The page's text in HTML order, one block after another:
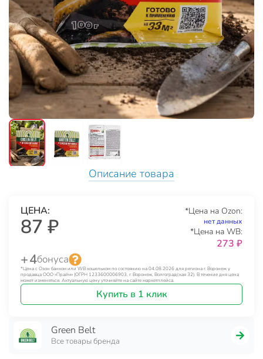
Описание товара
ЦЕНА:
87 ₽
*Цена на Ozon:
нет данных
*Цена на WB:
273 ₽
+ 4бонуса
*Цена с Озон банком или WB кошельком по состоянию на 04.08.2026 для региона г. Воронеж у
продавца ООО «Прайм» (ОГРН 1233600006903, г. Воронеж, Волгоградская 32). В течение дня цена
может изменяться. Актуальную цену уточняйте на сайте маркетплейса.
Купить в 1 клик
Green Belt
Все товары бренда